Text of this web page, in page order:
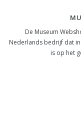
De Museum
Nederlands bedrijf dat
is op het